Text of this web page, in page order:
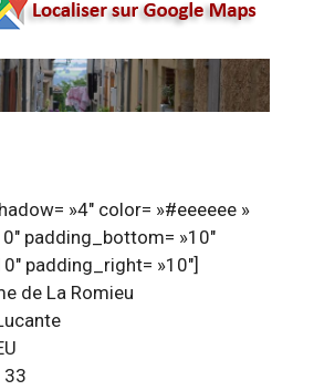
»4″ color= »#eeeeee »
padding_bottom= »10″
padding_right= »10″]
de La Romieu
33